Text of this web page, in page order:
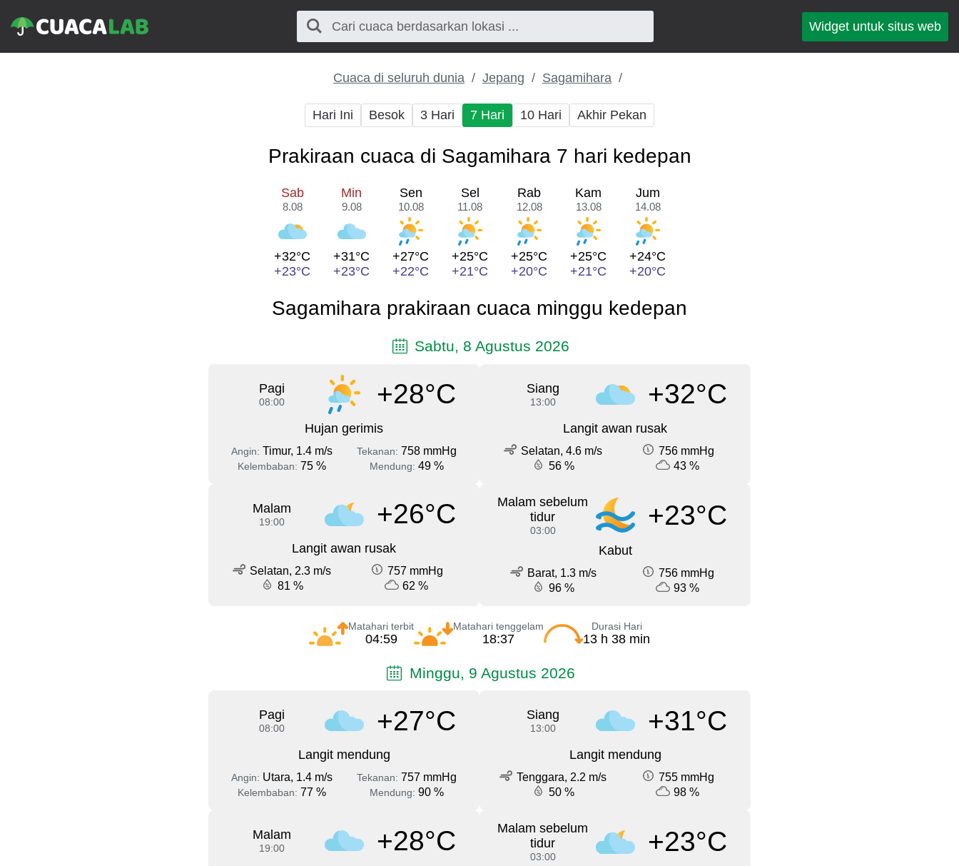
Widget untuk situs web
Cuaca di seluruh dunia Jepang Sagamihara
Hari Ini Besok 3 Hari 7 Hari 10 Hari Akhir Pekan
Prakiraan cuaca di Sagamihara 7 hari kedepan
Sab
8.08
+32°C
+23°C
Min
9.08
+31°C
+23°C
Sen
10.08
+27°C
+22°C
Sel
11.08
+25°C
+21°C
Rab
12.08
+25°C
+20°C
Kam
13.08
+25°C
+21°C
Jum
14.08
+24°C
+20°C
Sagamihara prakiraan cuaca minggu kedepan
Sabtu, 8 Agustus 2026
Pagi
08:00 +28°C
Hujan gerimis
Angin: Timur, 1.4 m/s Tekanan: 758 mmHg
Kelembaban: 75 % Mendung: 49 %
Siang
13:00 +32°C
Langit awan rusak
Selatan, 4.6 m/s
756 mmHg
56 %
43 %
Malam
19:00 +26°C
Langit awan rusak
Selatan, 2.3 m/s
757 mmHg
81 %
62 %
Malam sebelum
tidur
03:00 +23°C
Kabut
Barat, 1.3 m/s
756 mmHg
96 %
93 %
Matahari terbit
04:59
Matahari tenggelam
18:37
Durasi Hari
13 h 38 min
Minggu, 9 Agustus 2026
Pagi
08:00 +27°C
Langit mendung
Angin: Utara, 1.4 m/s Tekanan: 757 mmHg
Kelembaban: 77 % Mendung: 90 %
Siang
13:00 +31°C
Langit mendung
Tenggara, 2.2 m/s
755 mmHg
50 %
98 %
Malam
19:00 +28°C
Malam sebelum
tidur
03:00 +23°C